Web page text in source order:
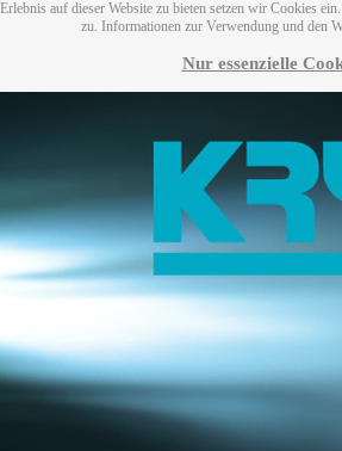
auf dieser Website zu bieten setzen wir Cookies
zu. Informationen zur Verwendung und den
Nur essenzielle